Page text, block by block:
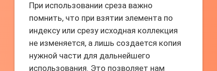
При использовании среза важно
помнить, что при взятии элемента по
индексу или срезу исходная коллекция
не изменяется, а лишь создается копия
нужной части для дальнейшего
использования. Это позволяет нам